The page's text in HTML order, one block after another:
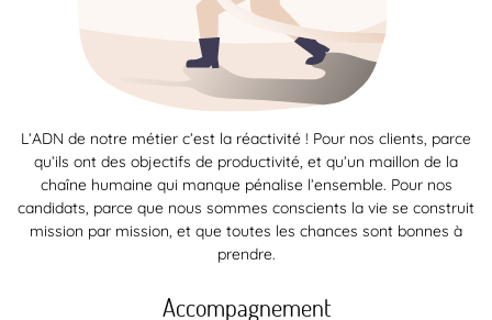
L’ADN de notre métier c’est la réactivité ! Pour nos clients, parce
qu’ils ont des objectifs de productivité, et qu’un maillon de la
chaîne humaine qui manque pénalise l’ensemble. Pour nos
candidats, parce que nous sommes conscients la vie se construit
mission par mission, et que toutes les chances sont bonnes à
prendre.
Accompagnement